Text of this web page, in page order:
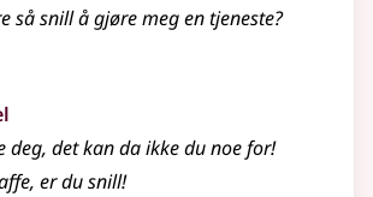
såsnillå gjøre meg en tjeneste?
deg, det kan da ikke du noe for!
er du snill!